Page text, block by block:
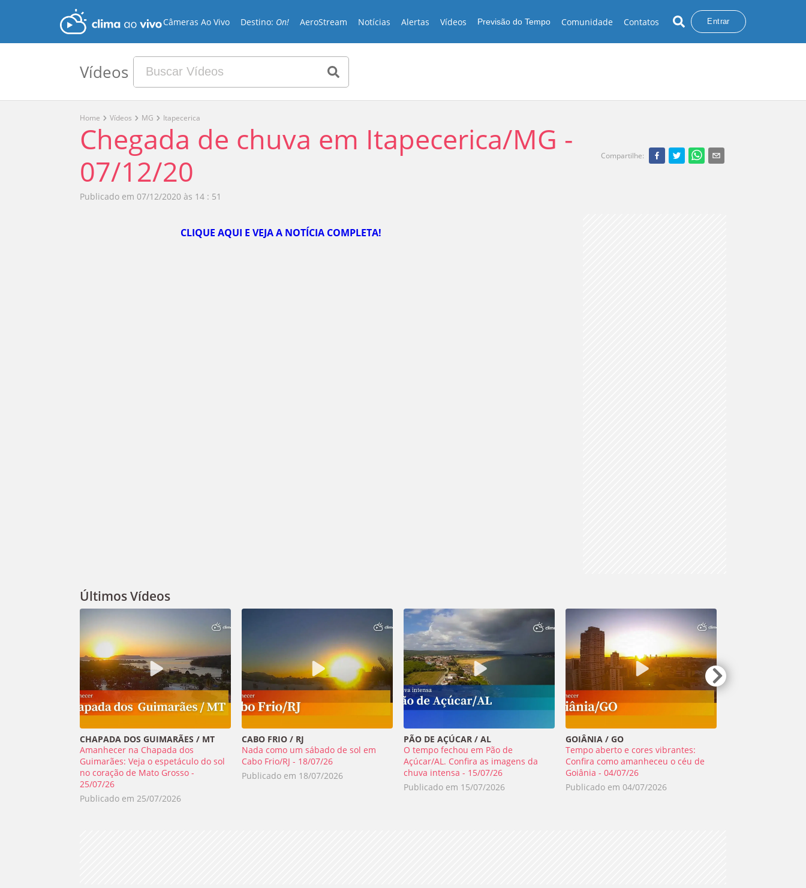
Câmeras Ao Vivo Destino: On! AeroStream Notícias Alertas Vídeos Previsão do Tempo Comunidade Contatos Entrar
Vídeos
Home Vídeos MG Itapecerica
Chegada de chuva em Itapecerica/MG -
07/12/20
Compartilhe:
Publicado em 07/12/2020 às 14 : 51
Play
CLIQUE AQUI E VEJA A NOTÍCIA COMPLETA!
Últimos Vídeos
CHAPADA DOS GUIMARÃES / MT
Amanhecer na Chapada dos
Guimarães: Veja o espetáculo do sol
no coração de Mato Grosso -
25/07/26
Publicado em 25/07/2026
CABO FRIO / RJ
Nada como um sábado de sol em
Cabo Frio/RJ - 18/07/26
Publicado em 18/07/2026
PÃO DE AÇÚCAR / AL
O tempo fechou em Pão de
Açúcar/AL. Confira as imagens da
chuva intensa - 15/07/26
Publicado em 15/07/2026
GOIÂNIA / GO
Tempo aberto e cores vibrantes:
Confira como amanheceu o céu de
Goiânia - 04/07/26
Publicado em 04/07/2026